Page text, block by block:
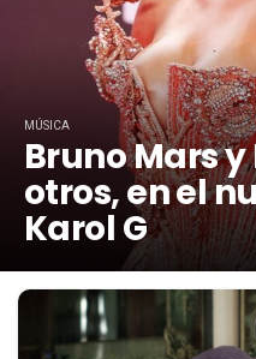
MÚSICA
Bruno Mars
otros, en el
Karol G